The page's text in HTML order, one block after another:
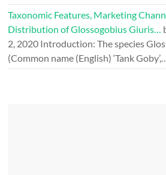
Taxonomic Features, Marketing
Distribution of Glossogobius Giuris…
2, 2020 Introduction: The species
(Common name (English) ‘Tank